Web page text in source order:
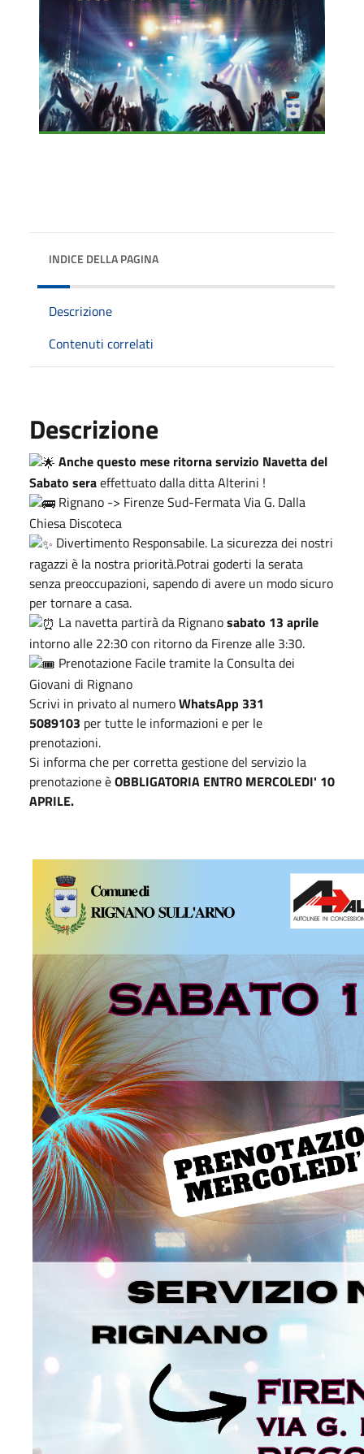
INDICE DELLA PAGINA
Descrizione
Contenuti correlati
Descrizione
Anche questo mese ritorna servizio Navetta del
Sabato seraeffettuato dalla ditta Alterini !
Rignano -> Firenze Sud-Fermata Via G. Dalla
Chiesa Discoteca
Divertimento Responsabile. La sicurezza dei nostri
ragazzi è la nostra priorità.Potrai goderti la serata
senza preoccupazioni, sapendo di avere un modo sicuro
per tornare a casa.
La navetta partirà da Rignanosabato 13 aprile
intorno alle 22:30 con ritorno da Firenze alle 3:30.
Prenotazione Facile tramite la Consulta dei
Giovani di Rignano
Scrivi in privato al numeroWhatsApp 331
5089103 per tutte le informazioni e per le
prenotazioni.
Si informa che per corretta gestione del servizio la
prenotazione èOBBLIGATORIA ENTRO MERCOLEDI' 10
APRILE.